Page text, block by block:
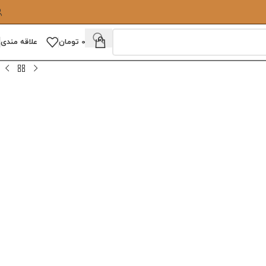
0 تومان علاقه مندی